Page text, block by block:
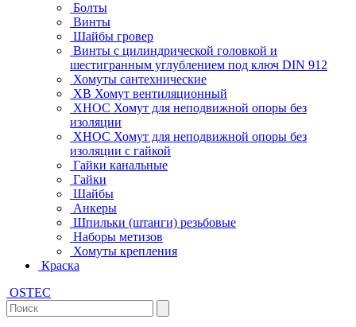
Болты
Винты
Шайбы гровер
Винты с цилиндрической головкой и
шестигранным углублением под ключ DIN 912
Хомуты сантехнические
ХВ Хомут вентиляционный
ХНОС Хомут для неподвижной опоры без
изоляции
ХНОС Хомут для неподвижной опоры без
изоляции с гайкой
Гайки канальные
Гайки
Шайбы
Анкеры
Шпильки (штанги) резьбовые
Наборы метизов
Хомуты крепления
Краска
OSTEC